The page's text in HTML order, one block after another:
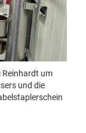
Reinhardt um
und die